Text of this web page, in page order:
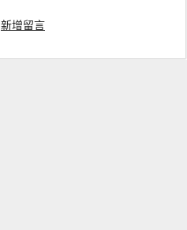
新增留言